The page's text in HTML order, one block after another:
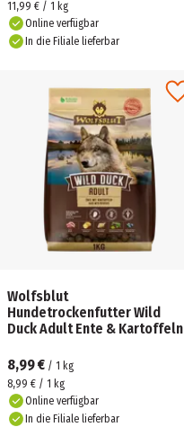
11,99 € / 1 kg
Online verfügbar
In die Filiale lieferbar
Wolfsblut
Hundetrockenfutter Wild
Duck Adult Ente & Kartoffeln
8,99 € / 1 kg
8,99 € / 1 kg
Online verfügbar
In die Filiale lieferbar